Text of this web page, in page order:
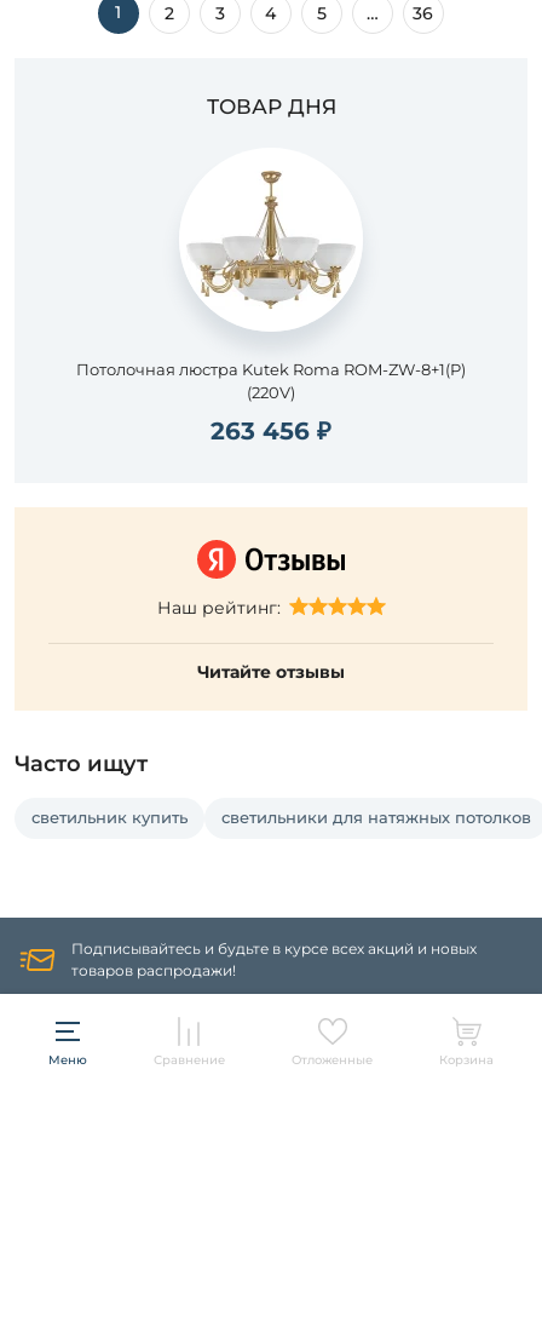
1 2 3 4 5 … 36
ТОВАР ДНЯ
Потолочная люстра Kutek Roma ROM-ZW-8+1(P)
(220V)
263 456 ₽
Наш рейтинг:
Читайте отзывы
Часто ищут
светильник купить светильники для натяжных потолков
Подписывайтесь и будьте в курсе всех акций и новых
товаров распродажи!
ПОДПИСАТЬСЯ
Меню Сравнение Отложенные Корзина